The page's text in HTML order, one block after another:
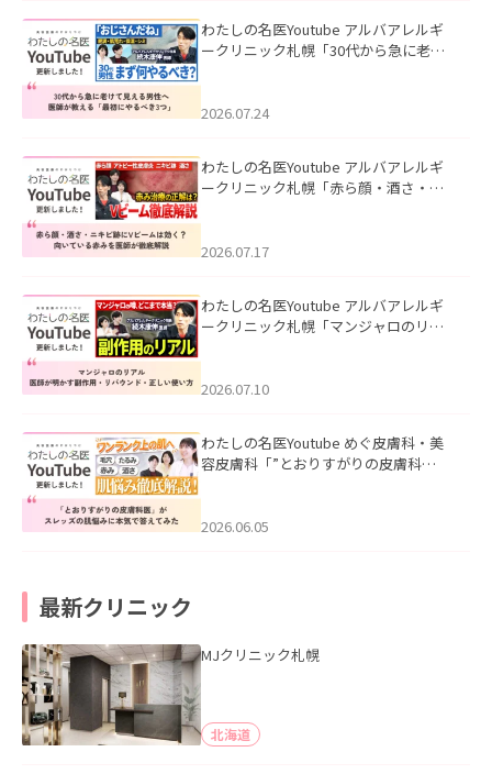
わたしの名医Youtube アルバアレルギ
ークリニック札幌「30代から急に老け
た。
2026.07.24
わたしの名医Youtube アルバアレルギ
ークリニック札幌「赤ら顔・酒さ・ニ
した。
2026.07.17
わたしの名医Youtube アルバアレルギ
ークリニック札幌「マンジャロのリア
た。
2026.07.10
わたしの名医Youtube めぐ皮膚科・美
容皮膚科「”とおりすがりの皮膚科
2026.06.05
最新クリニック
MJクリニック札幌
北海道